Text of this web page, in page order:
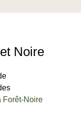
Noire
Forêt-Noire